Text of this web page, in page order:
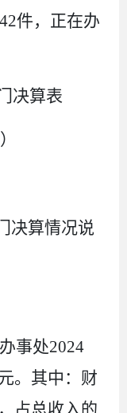
42件，正在办
决算表
决算情况说
事处2024
。其中：财
，占总收入的